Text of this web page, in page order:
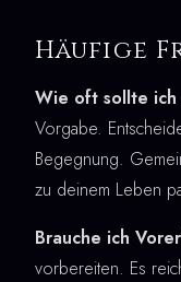
Häufige
Wie oft sollte ich
Vorgabe.
Begegnung.
zu deinem Leben
Brauche ich
vorbereiten. Es